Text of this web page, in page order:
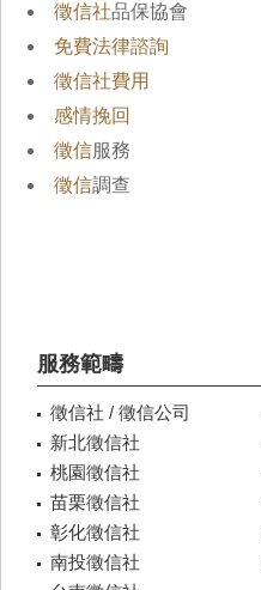
徵信社品保協會
免費法律諮詢
徵信社費用
感情挽回
徵信服務
徵信調查
服務範疇
徵信社 / 徵信公司
新北徵信社
桃園徵信社
苗栗徵信社
彰化徵信社
南投徵信社